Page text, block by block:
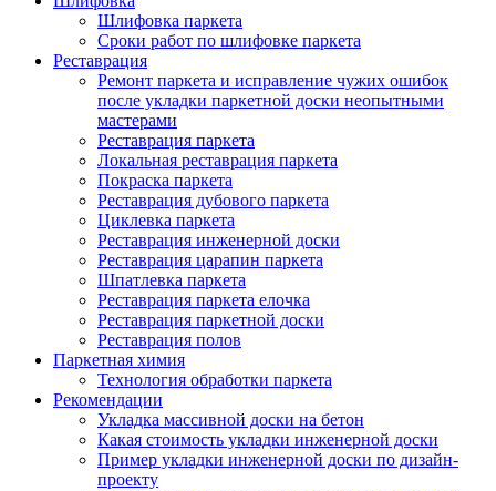
Шлифовка паркета
Сроки работ по шлифовке паркета
Реставрация
Ремонт паркета и исправление чужих ошибок
после укладки паркетной доски неопытными
мастерами
Реставрация паркета
Локальная реставрация паркета
Покраска паркета
Реставрация дубового паркета
Циклевка паркета
Реставрация инженерной доски
Реставрация царапин паркета
Шпатлевка паркета
Реставрация паркета елочка
Реставрация паркетной доски
Реставрация полов
Паркетная химия
Технология обработки паркета
Рекомендации
Укладка массивной доски на бетон
Какая стоимость укладки инженерной доски
Пример укладки инженерной доски по дизайн-
проекту